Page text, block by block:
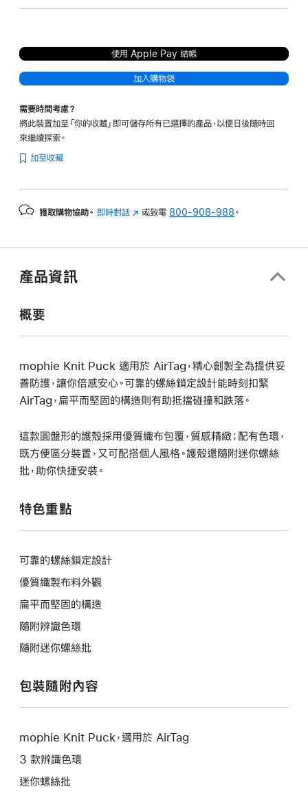
使用 Apple Pay 結帳
加入購物袋
需要時間考慮？
將此裝置加至「你的收藏」即可儲存所有已選擇的產品，以便日後隨時回
來繼續探索。
加至收藏
獲取購物協助。 即時對話 (以 或致電 800-908-988 。
產品資訊
概要
mophie Knit Puck 適用於 AirTag，精心創製全為提供妥
善防護，讓你倍感安心。可靠的螺絲鎖定設計能時刻扣緊
AirTag，扁平而堅固的構造則有助抵擋碰撞和跌落。
這款圓盤形的護殼採用優質織布包覆，質感精緻；配有色環，
既方便區分裝置，又可配搭個人風格。護殼還隨附迷你螺絲
批，助你快捷安裝。
特色重點
可靠的螺絲鎖定設計
優質織製布料外觀
扁平而堅固的構造
隨附辨識色環
隨附迷你螺絲批
包裝隨附內容
mophie Knit Puck，適用於 AirTag
3 款辨識色環
迷你螺絲批